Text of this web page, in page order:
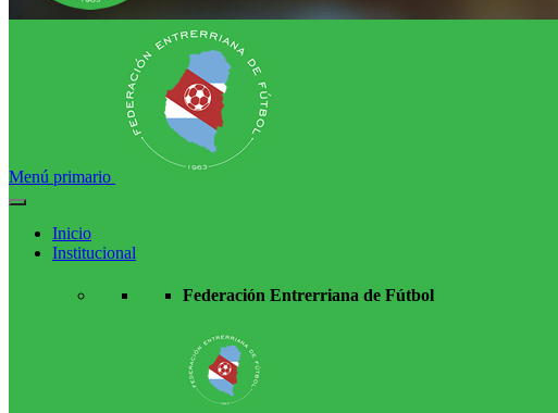
Menú primario
Inicio
Institucional
Federación Entrerriana de Fútbol